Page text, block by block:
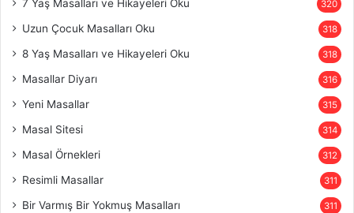
7 Yaş Masalları ve Hikayeleri Oku 320
Uzun Çocuk Masalları Oku 318
8 Yaş Masalları ve Hikayeleri Oku 318
Masallar Diyarı 316
Yeni Masallar 315
Masal Sitesi 314
Masal Örnekleri 312
Resimli Masallar 311
Bir Varmış Bir Yokmuş Masalları 311